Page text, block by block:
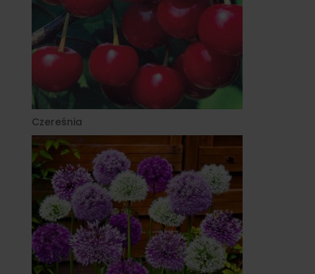
Czereśnia